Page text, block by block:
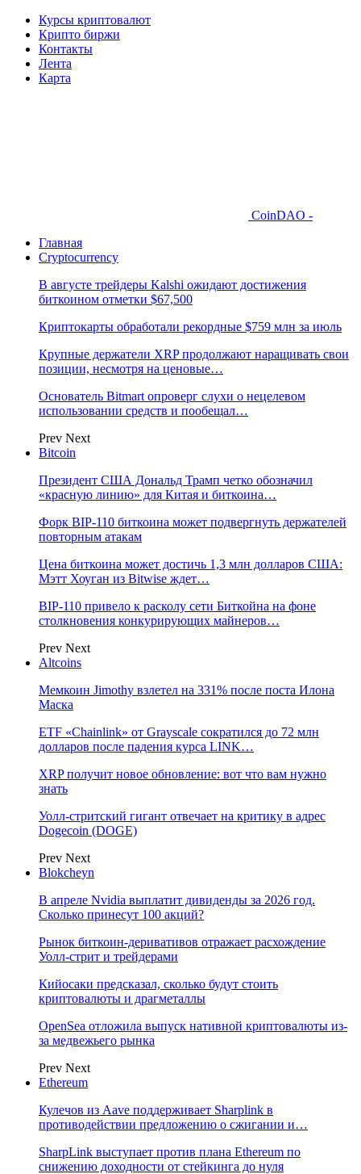
Курсы криптовалют
Крипто биржи
Контакты
Лента
Карта
CoinDAO -
Главная
Cryptocurrency
В августе трейдеры Kalshi ожидают достижения
биткоином отметки $67,500
Криптокарты обработали рекордные $759 млн за июль
Крупные держатели XRP продолжают наращивать свои
позиции, несмотря на ценовые…
Основатель Bitmart опроверг слухи о нецелевом
использовании средств и пообещал…
Prev Next
Bitcoin
Президент США Дональд Трамп четко обозначил
«красную линию» для Китая и биткоина…
Форк BIP-110 биткоина может подвергнуть держателей
повторным атакам
Цена биткоина может достичь 1,3 млн долларов США:
Мэтт Хоуган из Bitwise ждет…
BIP-110 привело к расколу сети Биткойна на фоне
столкновения конкурирующих майнеров…
Prev Next
Altcoins
Мемкоин Jimothy взлетел на 331% после поста Илона
Маска
ETF «Chainlink» от Grayscale сократился до 72 млн
долларов после падения курса LINK…
XRP получит новое обновление: вот что вам нужно
знать
Уолл-стритский гигант отвечает на критику в адрес
Dogecoin (DOGE)
Prev Next
Blokcheyn
В апреле Nvidia выплатит дивиденды за 2026 год.
Сколько принесут 100 акций?
Рынок биткоин-деривативов отражает расхождение
Уолл-стрит и трейдерами
Кийосаки предсказал, сколько будут стоить
криптовалюты и драгметаллы
OpenSea отложила выпуск нативной криптовалюты из-
за медвежьего рынка
Prev Next
Ethereum
Кулечов из Aave поддерживает Sharplink в
противодействии предложению о сжигании и…
SharpLink выступает против плана Ethereum по
снижению доходности от стейкинга до нуля